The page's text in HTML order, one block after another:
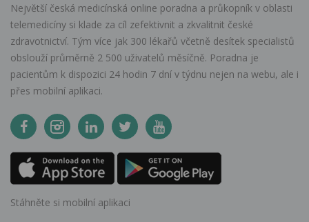
Největší česká medicínská online poradna a průkopník v oblasti
telemedicíny si klade za cíl zefektivnit a zkvalitnit české
zdravotnictví. Tým více jak 300 lékařů včetně desítek specialistů
obslouží průměrně 2 500 uživatelů měsíčně. Poradna je
pacientům k dispozici 24 hodin 7 dní v týdnu nejen na webu, ale i
přes mobilní aplikaci.
Stáhněte si mobilní aplikaci